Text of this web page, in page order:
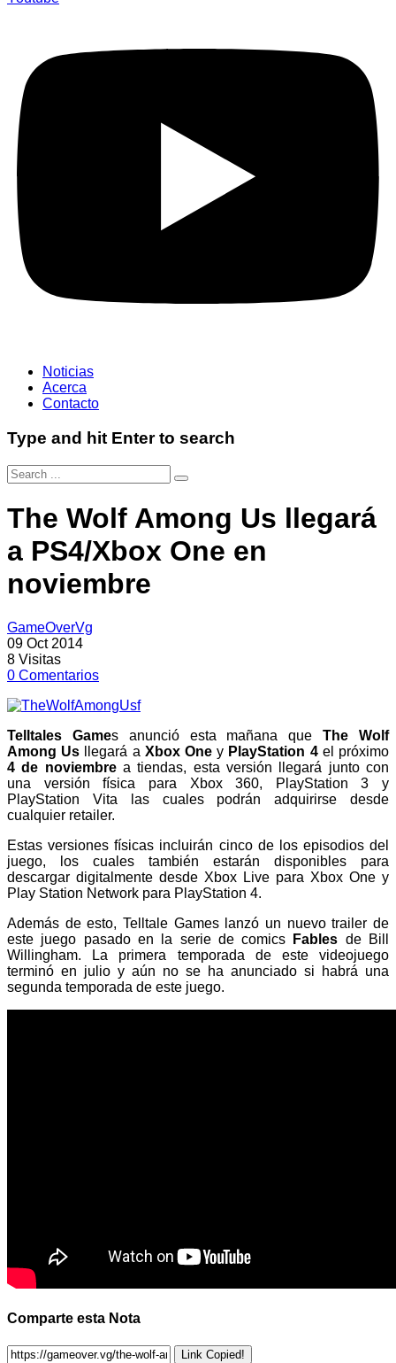
Noticias
Acerca
Contacto
Type and hit Enter to search
The Wolf Among Us llegará
a PS4/Xbox One en
noviembre
GameOverVg
09 Oct 2014
8 Visitas
0 Comentarios
Telltales Games anunció esta mañana queThe Wolf
Among Us llegará a Xbox One y PlayStation 4el próximo
4 de noviembrea tiendas, esta versión llegará junto con
una versión física para Xbox 360, PlayStation 3 y
PlayStation Vita las cuales podrán adquirirse desde
cualquier retailer.
Estas versiones físicas incluirán cinco de los episodios del
juego, los cuales también estarán disponibles para
descargar digitalmente desde Xbox Live para Xbox One y
Play Station Network para PlayStation 4.
Además de esto, Telltale Games lanzó un nuevo trailer de
este juego pasado en la serie de comics
Fables de Bill
Willingham. La primera temporada de este videojuego
terminó en julio y aún no se ha anunciado si habrá una
segunda temporada de este juego.
Comparte esta Nota
Link Copied!